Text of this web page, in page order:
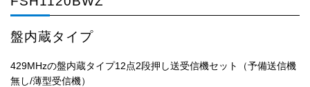
盤内蔵タイプ
429MHzの盤内蔵タイプ12点2段押し送受信機セット（予備送信機
無し/薄型受信機）